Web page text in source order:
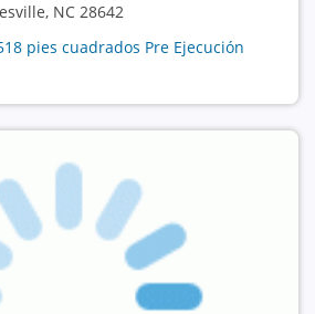
NC 28642
pies cuadrados Pre Ejecución